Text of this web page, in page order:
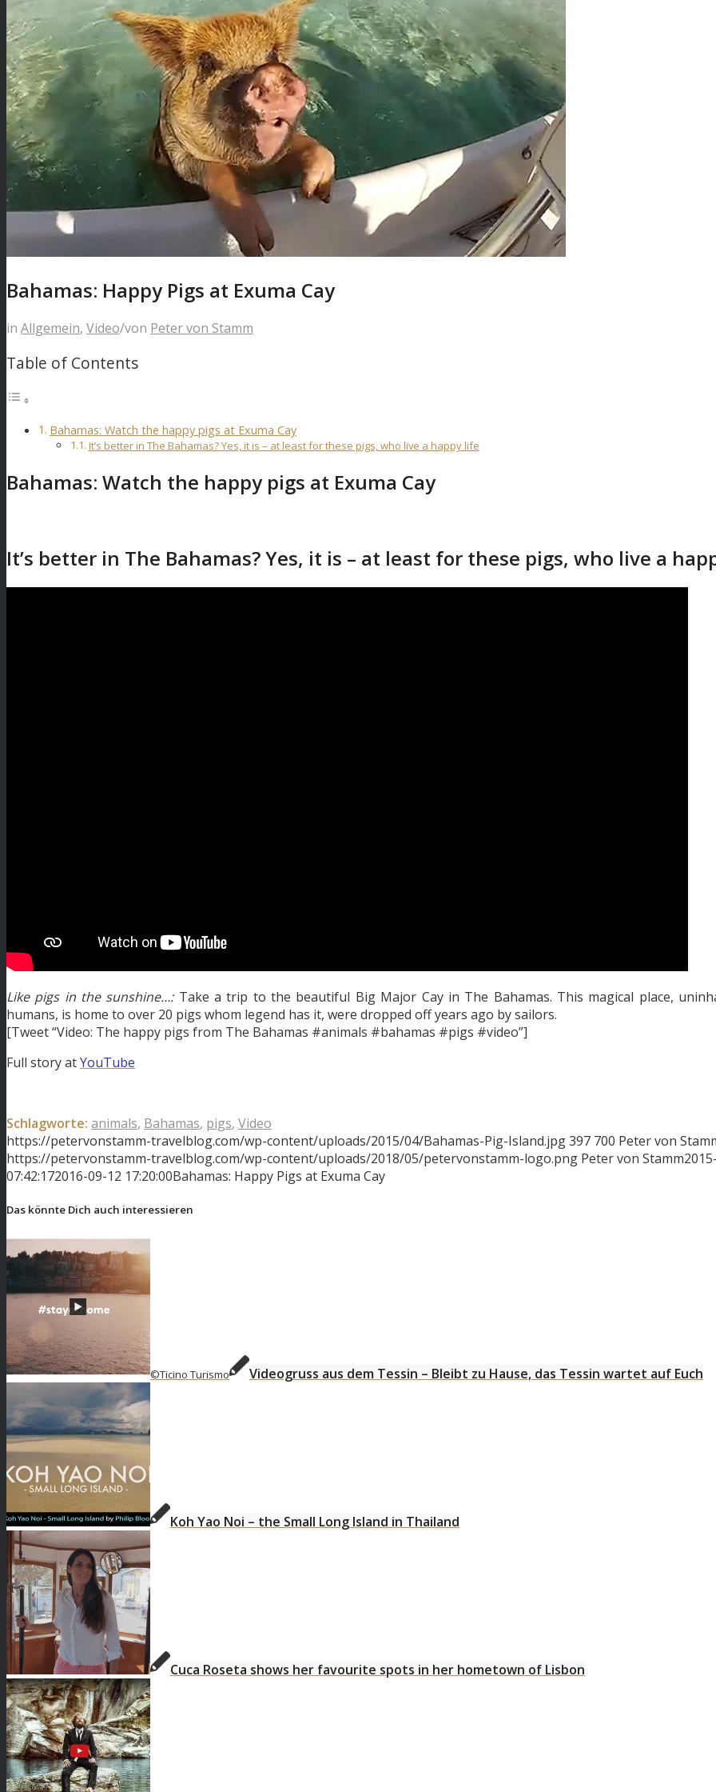
Bahamas: Happy Pigs at Exuma Cay
in Allgemein, Video/von Peter von Stamm
Table of Contents
Bahamas: Watch the happy pigs at Exuma Cay
It’s better in The Bahamas? Yes, it is – at least for these pigs, who live a happy life
Bahamas: Watch the happy pigs at Exuma Cay
It’s better in The Bahamas? Yes, it is – at least for these pigs, who live a
Like pigs in the sunshine…:Take a trip to the beautiful Big Major Cay in The Bahamas. This magical place,
humans, is home to over 20 pigs whom legend has it, were dropped off years ago by sailors.
[Tweet “Video: The happy pigs from The Bahamas #animals #bahamas #pigs #video”]
Full story atYouTube
Schlagworte: animals, Bahamas, pigs, Video
https://petervonstamm-travelblog.com/wp-content/uploads/2015/04/Bahamas-Pig-Island.jpg397 700 Peter von
https://petervonstamm-travelblog.com/wp-content/uploads/2018/05/petervonstamm-logo.png Peter von Stamm
07:42:172016-09-12 17:20:00Bahamas: Happy Pigs at Exuma Cay
Das könnte Dich auch interessieren
©Ticino Turismo Videogruss aus dem Tessin – Bleibt zu Hause, das Tessin wartet auf Euch
Koh Yao Noi – the Small Long Island in Thailand
Cuca Roseta shows her favourite spots in her hometown of Lisbon